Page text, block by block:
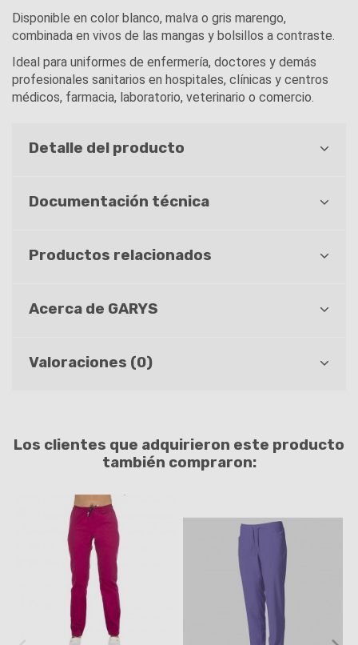
Disponible en color blanco, malva o gris marengo,
combinada en vivos de las mangas y bolsillos a contraste.
Ideal para uniformes de enfermería, doctores y demás
profesionales sanitarios en hospitales, clínicas y centros
médicos, farmacia, laboratorio, veterinario o comercio.
Detalle del producto
Documentación técnica
Productos relacionados
Acerca de GARYS
Valoraciones (0)
Los clientes que adquirieron este producto
también compraron: